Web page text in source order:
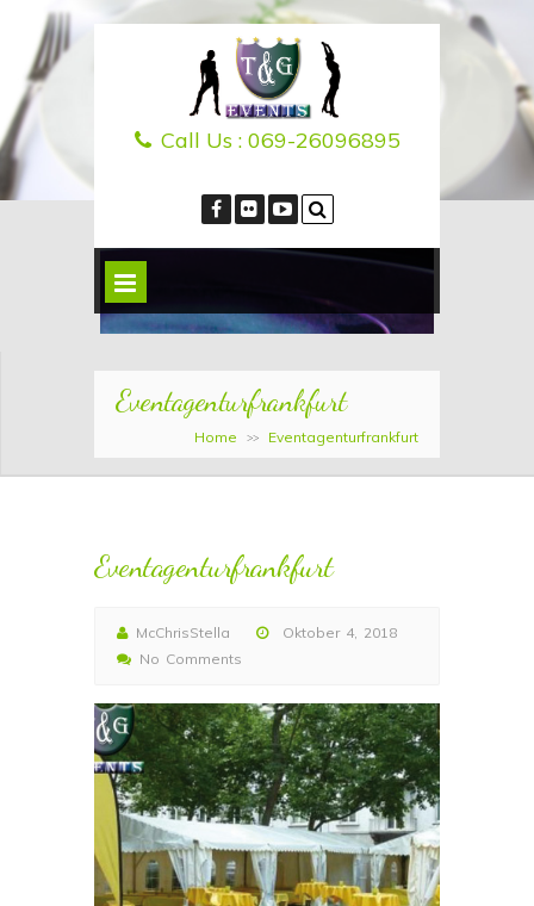
Call Us : 069-26096895
Eventagenturfrankfurt
Home >> Eventagenturfrankfurt
Eventagenturfrankfurt
McChrisStella
Oktober 4, 2018
No Comments